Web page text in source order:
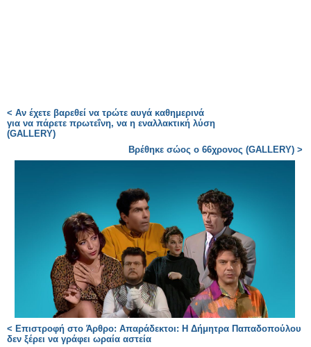
< Αν έχετε βαρεθεί να τρώτε αυγά καθημερινά
για να πάρετε πρωτεΐνη, να η εναλλακτική λύση
(GALLERY)
Βρέθηκε σώος ο 66χρονος (GALLERY) >
< Επιστροφή στο Άρθρο: Απαράδεκτοι: Η Δήμητρα Παπαδοπούλου
δεν ξέρει να γράφει ωραία αστεία